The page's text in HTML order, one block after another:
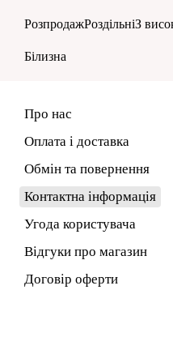
РозпродажРоздільніЗ
Білизна
Про нас
Оплата і доставка
Обмін та повернення
Контактна інформація
Угода користувача
Відгуки про магазин
Договір оферти